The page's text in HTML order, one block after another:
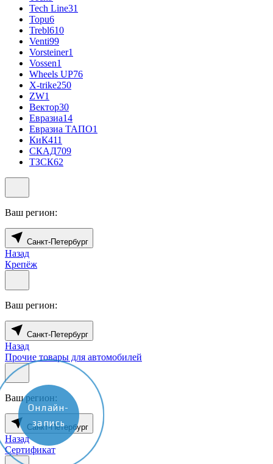
Tech Line31
Topu6
Trebl610
Venti99
Vorsteiner1
Vossen1
Wheels UP76
X-trike250
ZW1
Вектор30
Евразиа14
Евразиа ТАПО1
КиК411
СКАД709
ТЗСК62
Ваш регион:
Санкт-Петербург
Назад
Крепёж
Ваш регион:
Санкт-Петербург
Назад
Прочие товары для автомобилей
Ваш регион:
Санкт-Петербург
Назад
Сертификат
Онлайн-
запись